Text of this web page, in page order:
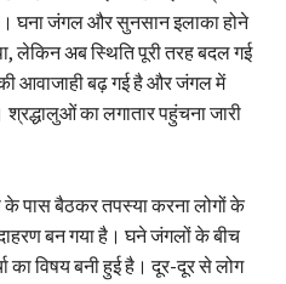
घना जंगल और सुनसान इलाका होने
लेकिन अब स्थिति पूरी तरह बदल गई
आवाजाही बढ़ गई है और जंगल में
श्रद्धालुओं का लगातार पहुंचना जारी
के पास बैठकर तपस्या करना लोगों के
बन गया है। घने जंगलों के बीच
का विषय बनी हुई है। दूर-दूर से लोग